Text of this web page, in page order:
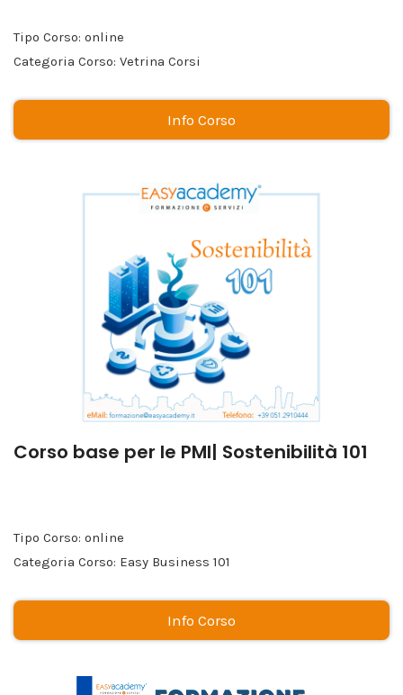
Tipo Corso: online
Categoria Corso: Vetrina Corsi
Info Corso
Corso base per le PMI| Sostenibilità 101
Tipo Corso: online
Categoria Corso: Easy Business 101
Info Corso